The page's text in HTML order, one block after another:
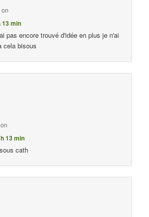
13 min
pas encore trouvé d'idée en plus je n'ai
cela bisous
13 min
cath